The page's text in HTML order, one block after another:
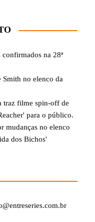
na 28ª
Smith no elenco da
traz filme spin-off de
para o público.
mudanças no elenco
dos Bichos'